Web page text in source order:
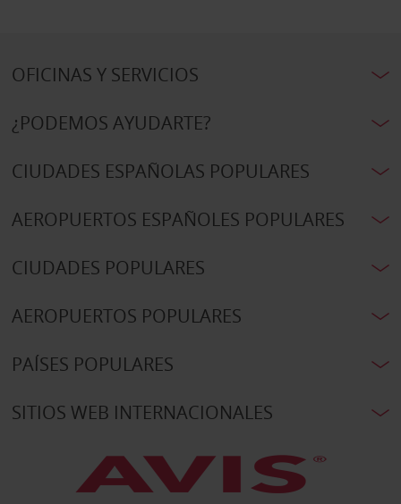
OFICINAS Y SERVICIOS
¿PODEMOS AYUDARTE?
CIUDADES ESPAÑOLAS POPULARES
AEROPUERTOS ESPAÑOLES POPULARES
CIUDADES POPULARES
AEROPUERTOS POPULARES
PAÍSES POPULARES
SITIOS WEB INTERNACIONALES